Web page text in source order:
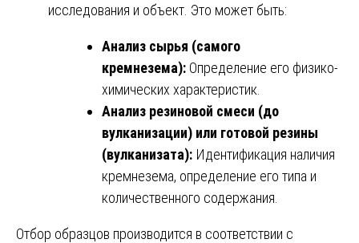
исследования и объект. Это может быть:
Анализ сырья (самого
кремнезема): Определение его физико-
химических характеристик.
Анализ резиновой смеси (до
вулканизации) или готовой резины
(вулканизата): Идентификация наличия
кремнезема, определение его типа и
количественного содержания.
Отбор образцов производится в соответствии с